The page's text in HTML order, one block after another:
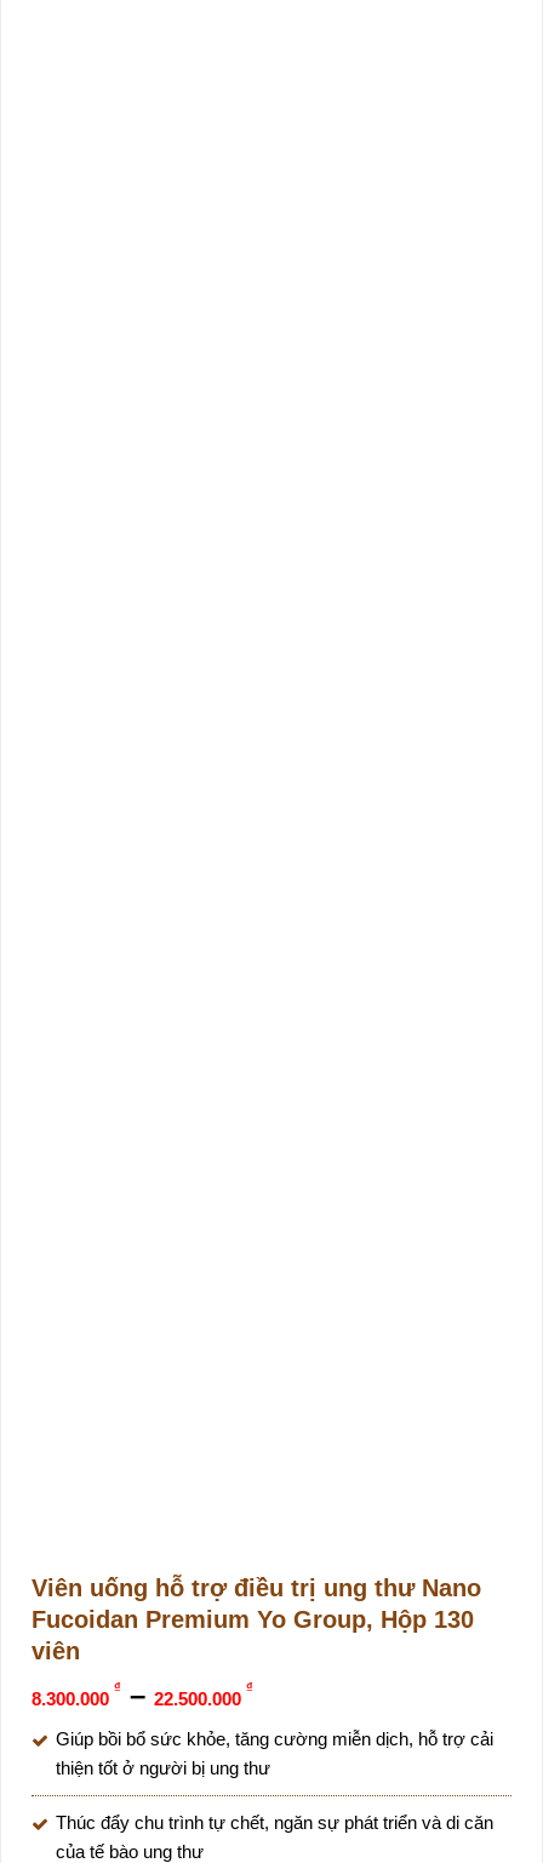
Viên uống hỗ trợ điều trị ung thư Nano
Fucoidan Premium Yo Group, Hộp 130
viên
8.300.000
₫ – 22.500.000
₫
Giúp bồi bổ sức khỏe, tăng cường miễn dịch, hỗ trợ cải
thiện tốt ở người bị ung thư
Thúc đẩy chu trình tự chết, ngăn sự phát triển và di căn
của tế bào ung thư